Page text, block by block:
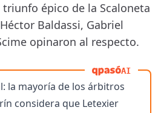
épico de la Scaloneta
Baldassi, Gabriel
opinaron al respecto.
AI
la mayoría de los árbitros
considera que Letexier